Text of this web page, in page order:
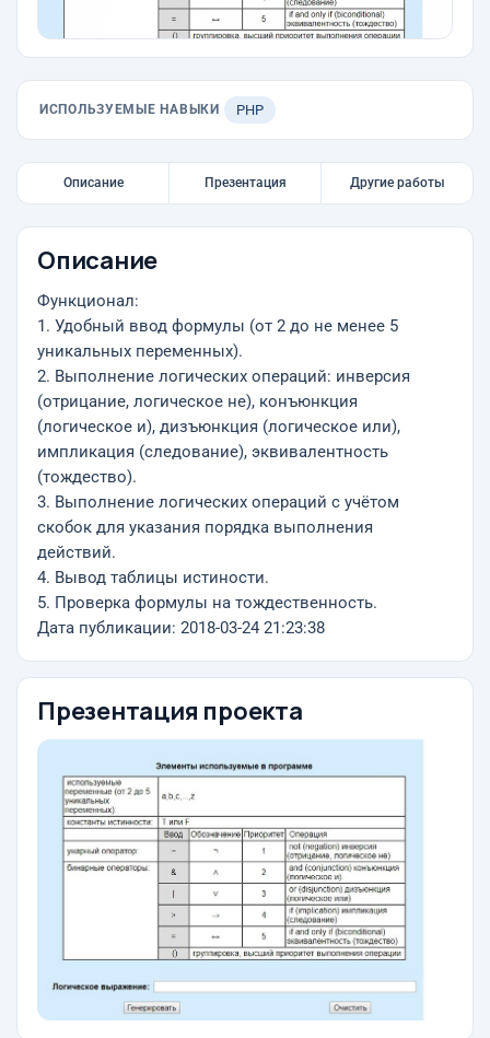
ИСПОЛЬЗУЕМЫЕ НАВЫКИ PHP
Описание Презентация Другие работы
Описание
Функционал:
1. Удобный ввод формулы (от 2 до не менее 5
уникальных переменных).
2. Выполнение логических операций: инверсия
(отрицание, логическое не), конъюнкция
(логическое и), дизъюнкция (логическое или),
импликация (следование), эквивалентность
(тождество).
3. Выполнение логических операций с учётом
скобок для указания порядка выполнения
действий.
4. Вывод таблицы истиности.
5. Проверка формулы на тождественность.
Дата публикации: 2018-03-24 21:23:38
Презентация проекта